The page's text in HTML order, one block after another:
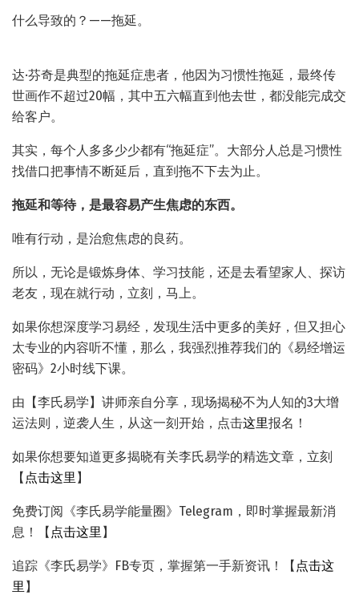
什么导致的？——拖延。
达·芬奇是典型的拖延症患者，他因为习惯性拖延，最终传
世画作不超过20幅，其中五六幅直到他去世，都没能完成交
给客户。
其实，每个人多多少少都有“拖延症”。大部分人总是习惯性
找借口把事情不断延后，直到拖不下去为止。
拖延和等待，是最容易产生焦虑的东西。
唯有行动，是治愈焦虑的良药。
所以，无论是锻炼身体、学习技能，还是去看望家人、探访
老友，现在就行动，立刻，马上。
如果你想深度学习易经，发现生活中更多的美好，但又担心
太专业的内容听不懂，那么，我强烈推荐我们的《易经增运
密码》2小时线下课。
由【李氏易学】讲师亲自分享，现场揭秘不为人知的3大增
运法则，逆袭人生，从这一刻开始，点击这里报名！
如果你想要知道更多揭晓有关李氏易学的精选文章，立刻
【 点击这里 】
免费订阅《李氏易学能量圈》Telegram，即时掌握最新消
息！【 点击这里 】
追踪《李氏易学》FB专页，掌握第一手新资讯！【 点击这
里 】